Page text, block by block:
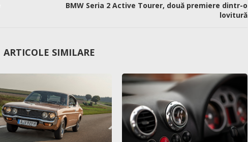
BMW Seria 2 Active Tourer, două premiere dintr-o
lovitură
ARTICOLE SIMILARE